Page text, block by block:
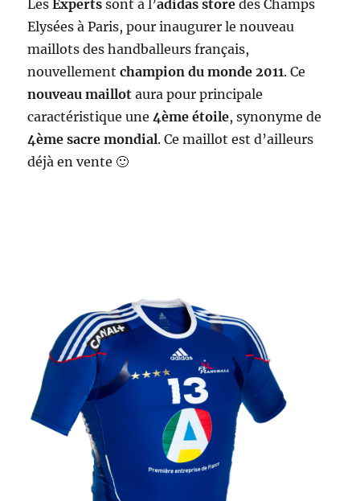
LesExpertssont à l’adidas store des Champs
Elysées à Paris, pour inaugurer le nouveau
maillots des handballeurs français,
nouvellementchampion du monde 2011. Ce
nouveau maillot aura pour principale
caractéristique une4ème étoile, synonyme de
4ème sacre mondial. Ce maillot est d’ailleurs
déjà en vente 🙂